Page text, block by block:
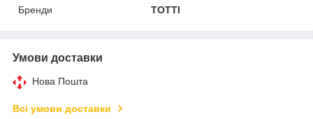
Бренди
TOTTI
Умови доставки
Нова Пошта
Всі умови доставки